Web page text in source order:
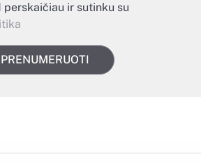
perskaičiau ir sutinku su
PRENUMERUOTI